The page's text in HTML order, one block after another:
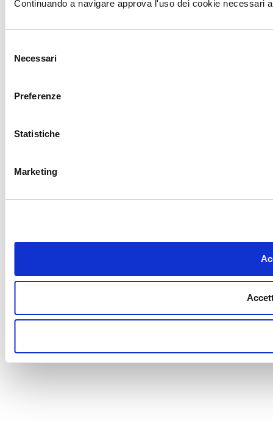
Continuando a navigare approva l'uso dei cookie necessari
delNecessari
Preferenze
Statistiche
Marketing